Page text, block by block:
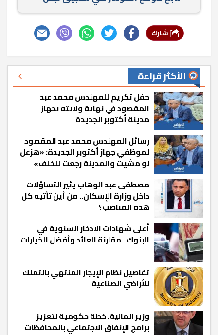
الأكثر قراءة
حفل تكريم للمهندس محمد عبد
المقصود في نهاية ولايته بجهاز
مدينة أكتوبر الجديدة
رسائل المهندس محمد عبد المقصود
لموظفي جهاز أكتوبر الجديدة: «هزعل
لو مشيت والمدينة رجعت للخلف»
مصطفى عبد الوهاب يثير التساؤلات
داخل وزارة الإسكان.. من أين تأتيه كل
هذه المناصب؟
أعلى شهادات الادخار السنوية في
البنوك.. مقارنة العائد وأفضل الخيارات
تفاصيل نظام الإيجار المنتهي بالتملك
للأراضي الصناعية
وزير المالية: خطة حكومية لتعزيز
برامج الإنفاق الاجتماعي بالمحافظات